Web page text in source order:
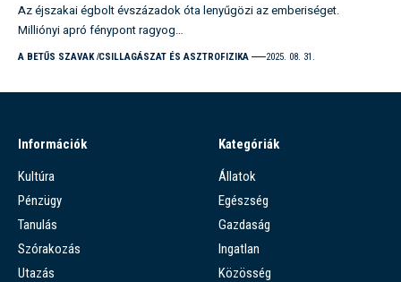
Az éjszakai égbolt évszázadok óta lenyűgözi az emberiséget.
Milliónyi apró fénypont ragyog…
A BETŰS SZAVAK CSILLAGÁSZAT ÉS ASZTROFIZIKA 2025. 08. 31.
Információk
Kultúra
Pénzügy
Tanulás
Szórakozás
Utazás
Kategóriák
Állatok
Egészség
Gazdaság
Ingatlan
Közösség